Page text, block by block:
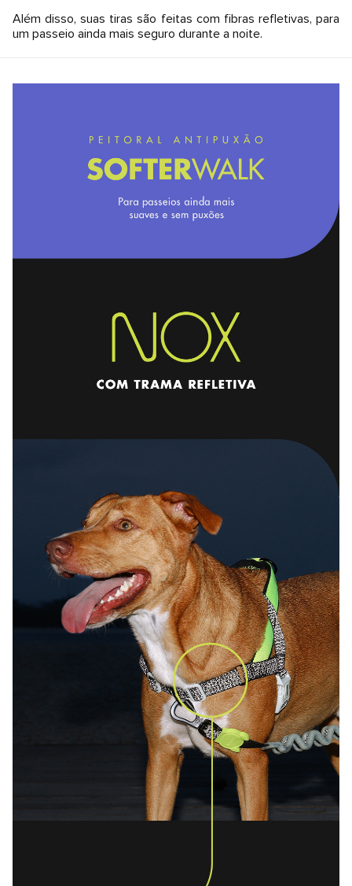
Além disso, suas tiras são feitas com fibras refletivas, para